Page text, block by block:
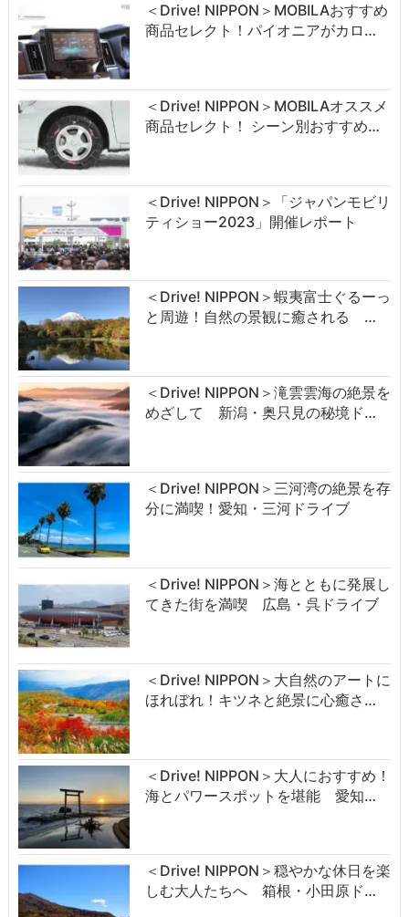
＜Drive! NIPPON＞MOBILAおすすめ
商品セレクト！パイオニアがカロ…
＜Drive! NIPPON＞MOBILAオススメ
商品セレクト！ シーン別おすすめ…
＜Drive! NIPPON＞「ジャパンモビリ
ティショー2023」開催レポート
＜Drive! NIPPON＞蝦夷富士ぐるーっ
と周遊！自然の景観に癒される …
＜Drive! NIPPON＞滝雲雲海の絶景を
めざして 新潟・奥只見の秘境ド…
＜Drive! NIPPON＞三河湾の絶景を存
分に満喫！愛知・三河ドライブ
＜Drive! NIPPON＞海とともに発展し
てきた街を満喫 広島・呉ドライブ
＜Drive! NIPPON＞大自然のアートに
ほれぼれ！キツネと絶景に心癒さ…
＜Drive! NIPPON＞大人におすすめ！
海とパワースポットを堪能 愛知…
＜Drive! NIPPON＞穏やかな休日を楽
しむ大人たちへ 箱根・小田原ド…